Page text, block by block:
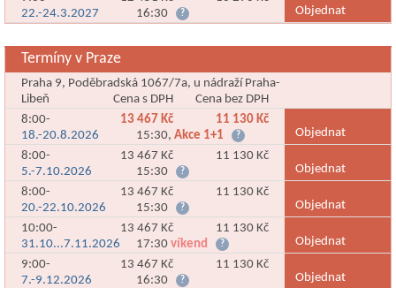
22.-24.3.2027
16:30
? Objednat
Termíny v Praze
Praha 9, Poděbradská 1067/7a, u nádraží Praha-
Libeň
Cena bez DPH
Cena s DPH
11 130 Kč
13 467 Kč
18.-20.8.2026
8:00-
15:30, Akce 1+1 ?
Objednat
11 130 Kč
13 467 Kč
5.-7.10.2026
8:00-
15:30
?
Objednat
11 130 Kč
13 467 Kč
20.-22.10.2026
8:00-
15:30
?
Objednat
11 130 Kč
13 467 Kč
31.10...7.11.2026
10:00-
17:30 víkend ?
Objednat
11 130 Kč
13 467 Kč
7.-9.12.2026
9:00-
16:30
?
Objednat